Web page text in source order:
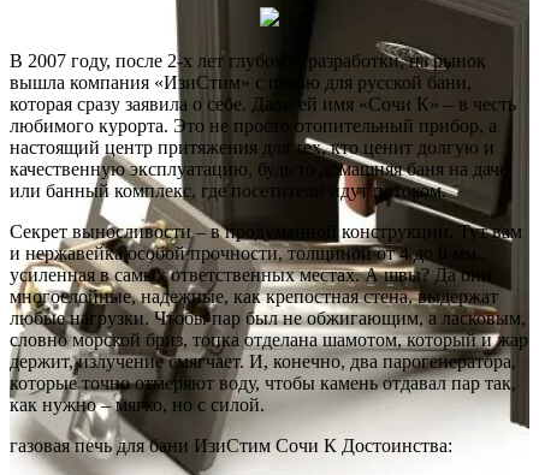
В 2007 году, после 2-х лет глубокой разработки, на рынок
вышла компания «ИзиСтим» с печью для русской бани,
которая сразу заявила о себе. Дали ей имя «Сочи К» – в честь
любимого курорта. Это не просто отопительный прибор, а
настоящий центр притяжения для тех, кто ценит долгую и
качественную эксплуатацию, будь то домашняя баня на даче
или банный комплекс, где посетители идут потоком.
Секрет выносливости – в продуманной конструкции. Тут вам
и нержавейка особой прочности, толщиной от 4 до 8 мм.,
усиленная в самых ответственных местах. А швы? Да они
многослойные, надежные, как крепостная стена, выдержат
любые нагрузки. Чтобы пар был не обжигающим, а ласковым,
словно морской бриз, топка отделана шамотом, который и жар
держит, излучение смягчает. И, конечно, два парогенератора,
которые точно отмеряют воду, чтобы камень отдавал пар так,
как нужно – мягко, но с силой.
газовая печь для бани ИзиСтим Сочи К Достоинства: